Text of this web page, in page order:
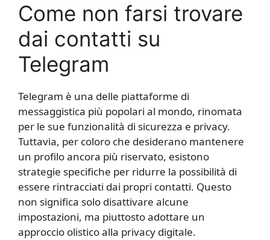
Come non farsi trovare
dai contatti su
Telegram​
Telegram è una delle piattaforme di
messaggistica più popolari al mondo, rinomata
per le sue funzionalità di sicurezza e privacy.
Tuttavia, per coloro che desiderano mantenere
un profilo ancora più riservato, esistono
strategie specifiche per ridurre la possibilità di
essere rintracciati dai propri contatti. Questo
non significa solo disattivare alcune
impostazioni, ma piuttosto adottare un
approccio olistico alla privacy digitale.